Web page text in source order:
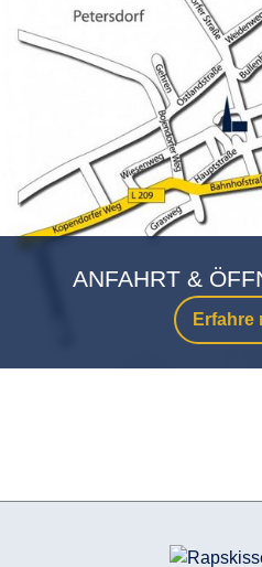
Erfahre
ANFAHRT &